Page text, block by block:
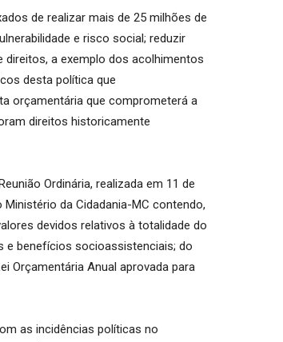
de realizar mais de 25 milhões de
e risco social; reduzir
a exemplo dos acolhimentos
desta política que
orçamentária que comprometerá a
direitos historicamente
Ordinária, realizada em 11 de
da Cidadania-MC contendo,
devidos relativos à totalidade do
e benefícios socioassistenciais; do
Orçamentária Anual aprovada para
as incidências políticas no